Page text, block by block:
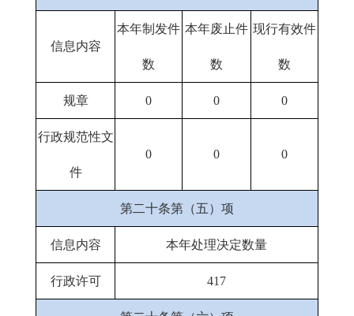
信息内容
本年制发件
数
本年废止件
数
现行有效件
数
规章 0 0 0
行政规范性文
件
0 0 0
第二十条第（五）项
信息内容 本年处理决定数量
行政许可 417